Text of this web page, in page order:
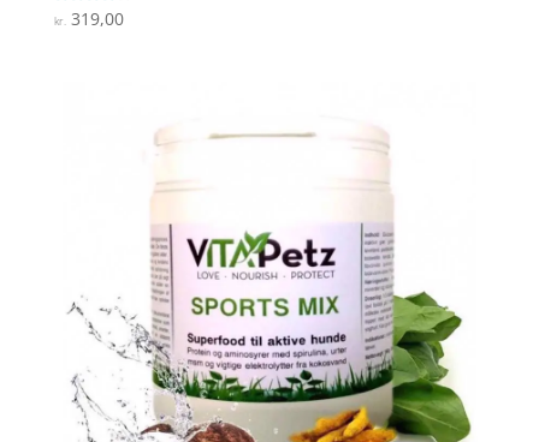
Vurderet
4.1
kr. 319,00